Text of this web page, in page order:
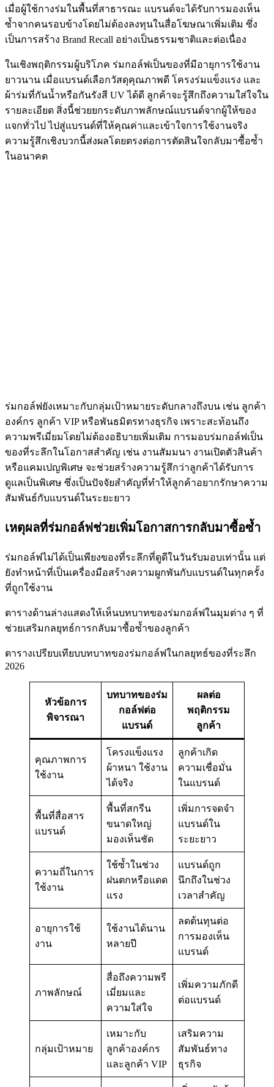
เมื่อผู้ใช้กางร่มในพื้นที่สาธารณะ แบรนด์จะได้รับการมองเห็น
ซ้ำจากคนรอบข้างโดยไม่ต้องลงทุนในสื่อโฆษณาเพิ่มเติม ซึ่ง
เป็นการสร้าง Brand Recall อย่างเป็นธรรมชาติและต่อเนื่อง
ในเชิงพฤติกรรมผู้บริโภค ร่มกอล์ฟเป็นของที่มีอายุการใช้งาน
ยาวนาน เมื่อแบรนด์เลือกวัสดุคุณภาพดี โครงร่มแข็งแรง และ
ผ้าร่มที่กันน้ำหรือกันรังสี UV ได้ดี ลูกค้าจะรู้สึกถึงความใส่ใจใน
รายละเอียด สิ่งนี้ช่วยยกระดับภาพลักษณ์แบรนด์จากผู้ให้ของ
แจกทั่วไป ไปสู่แบรนด์ที่ให้คุณค่าและเข้าใจการใช้งานจริง
ความรู้สึกเชิงบวกนี้ส่งผลโดยตรงต่อการตัดสินใจกลับมาซื้อซ้ำ
ในอนาคต
ร่มกอล์ฟยังเหมาะกับกลุ่มเป้าหมายระดับกลางถึงบน เช่น ลูกค้า
องค์กร ลูกค้า VIP หรือพันธมิตรทางธุรกิจ เพราะสะท้อนถึง
ความพรีเมี่ยมโดยไม่ต้องอธิบายเพิ่มเติม การมอบร่มกอล์ฟเป็น
ของที่ระลึกในโอกาสสำคัญ เช่น งานสัมมนา งานเปิดตัวสินค้า
หรือแคมเปญพิเศษ จะช่วยสร้างความรู้สึกว่าลูกค้าได้รับการ
ดูแลเป็นพิเศษ ซึ่งเป็นปัจจัยสำคัญที่ทำให้ลูกค้าอยากรักษาความ
สัมพันธ์กับแบรนด์ในระยะยาว
เหตุผลที่ร่มกอล์ฟช่วยเพิ่มโอกาสการกลับมาซื้อซ้ำ
ร่มกอล์ฟไม่ได้เป็นเพียงของที่ระลึกที่ดูดีในวันรับมอบเท่านั้น แต่
ยังทำหน้าที่เป็นเครื่องมือสร้างความผูกพันกับแบรนด์ในทุกครั้ง
ที่ถูกใช้งาน
ตารางด้านล่างแสดงให้เห็นบทบาทของร่มกอล์ฟในมุมต่าง ๆ ที่
ช่วยเสริมกลยุทธ์การกลับมาซื้อซ้ำของลูกค้า
ตารางเปรียบเทียบบทบาทของร่มกอล์ฟในกลยุทธ์ของที่ระลึก
2026
หัวข้อการ
พิจารณา
บทบาทของร่ม
กอล์ฟต่อ
แบรนด์
ผลต่อ
พฤติกรรม
ลูกค้า
คุณภาพการ
ใช้งาน
โครงแข็งแรง
ผ้าหนา ใช้งาน
ได้จริง
ลูกค้าเกิด
ความเชื่อมั่น
ในแบรนด์
พื้นที่สื่อสาร
แบรนด์
พื้นที่สกรีน
ขนาดใหญ่
มองเห็นชัด
เพิ่มการจดจำ
แบรนด์ใน
ระยะยาว
ความถี่ในการ
ใช้งาน
ใช้ซ้ำในช่วง
ฝนตกหรือแดด
แรง
แบรนด์ถูก
นึกถึงในช่วง
เวลาสำคัญ
อายุการใช้
งาน
ใช้งานได้นาน
หลายปี
ลดต้นทุนต่อ
การมองเห็น
แบรนด์
ภาพลักษณ์
สื่อถึงความพรี
เมี่ยมและ
ความใส่ใจ
เพิ่มความภักดี
ต่อแบรนด์
กลุ่มเป้าหมาย
เหมาะกับ
ลูกค้าองค์กร
และลูกค้า VIP
เสริมความ
สัมพันธ์ทาง
ธุรกิจ